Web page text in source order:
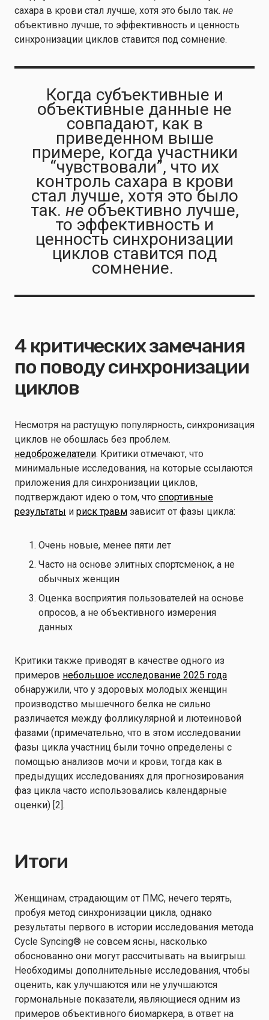
сахара в крови стал лучше, хотя это было так. не
объективно лучше, то эффективность и ценность
синхронизации циклов ставится под сомнение.
Когда субъективные и
объективные данные не
совпадают, как в
приведенном выше
примере, когда участники
“чувствовали”, что их
контроль сахара в крови
стал лучше, хотя это было
так. необъективно лучше,
то эффективность и
ценность синхронизации
циклов ставится под
сомнение.
4 критических замечания
по поводу синхронизации
циклов
Несмотря на растущую популярность, синхронизация
циклов не обошлась без проблем.
недоброжелатели. Критики отмечают, что
минимальные исследования, на которые ссылаются
приложения для синхронизации циклов,
подтверждают идею о том, что спортивные
результаты и риск травм зависит от фазы цикла:
Очень новые, менее пяти лет
Часто на основе элитных спортсменок, а не
обычных женщин
Оценка восприятия пользователей на основе
опросов, а не объективного измерения
данных
Критики также приводят в качестве одного из
примеров небольшое исследование 2025 года
обнаружили, что у здоровых молодых женщин
производство мышечного белка не сильно
различается между фолликулярной и лютеиновой
фазами (примечательно, что в этом исследовании
фазы цикла участниц были точно определены с
помощью анализов мочи и крови, тогда как в
предыдущих исследованиях для прогнозирования
фаз цикла часто использовались календарные
оценки) [2].
Итоги
Женщинам, страдающим от ПМС, нечего терять,
пробуя метод синхронизации цикла, однако
результаты первого в истории исследования метода
Cycle Syncing® не совсем ясны, насколько
обоснованно они могут рассчитывать на выигрыш.
Необходимы дополнительные исследования, чтобы
оценить, как улучшаются или не улучшаются
гормональные показатели, являющиеся одним из
примеров объективного биомаркера, в ответ на